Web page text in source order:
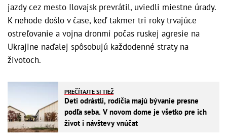
jazdy cez mesto Ilovajsk prevrátil, uviedli miestne úrady.
K nehode došlo v čase, keď takmer tri roky trvajúce
ostreľovanie a vojna dronmi počas ruskej agresie na
Ukrajine naďalej spôsobujú každodenné straty na
životoch.
PREČÍTAJTE SI TIEŽ
Deti odrástli, rodičia majú bývanie presne
podľa seba. V novom dome je všetko pre ich
život i návštevy vnúčat